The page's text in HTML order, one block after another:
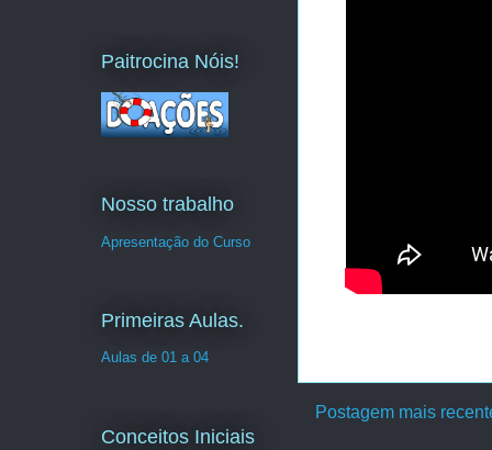
Postagem mais
Paitrocina Nóis!
Nosso trabalho
Apresentação do Curso
Primeiras Aulas.
Aulas de 01 a 04
Conceitos Iniciais